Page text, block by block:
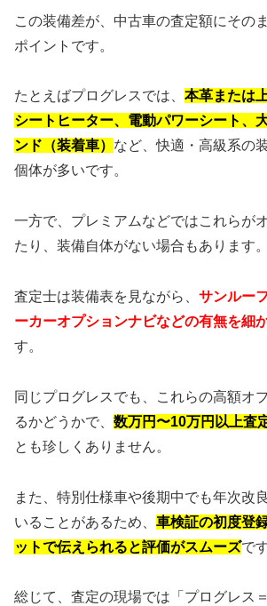
この装備差が、中古車の査定額にその
ポイントです。
たとえばプログレスでは、 本革または
シートヒーター、電動パワーシート、
ンド（装着車） など、快適・高級系の
個体が多いです。
一方で、プレミアムなどではこれらが
たり、装備自体がない場合もあります。
査定士は装備表を見ながら、 サンルー
ーカーオプションナビなどの有無を細
す。
同じプログレスでも、これらの高額オ
るかどうかで、 数万円〜10万円以上査
とも珍しくありません。
また、特別仕様車や後期中でも年次改
いることがあるため、 車検証の初度登
ットで伝えられると評価がスムーズで
総じて、査定の現場では「プログレス